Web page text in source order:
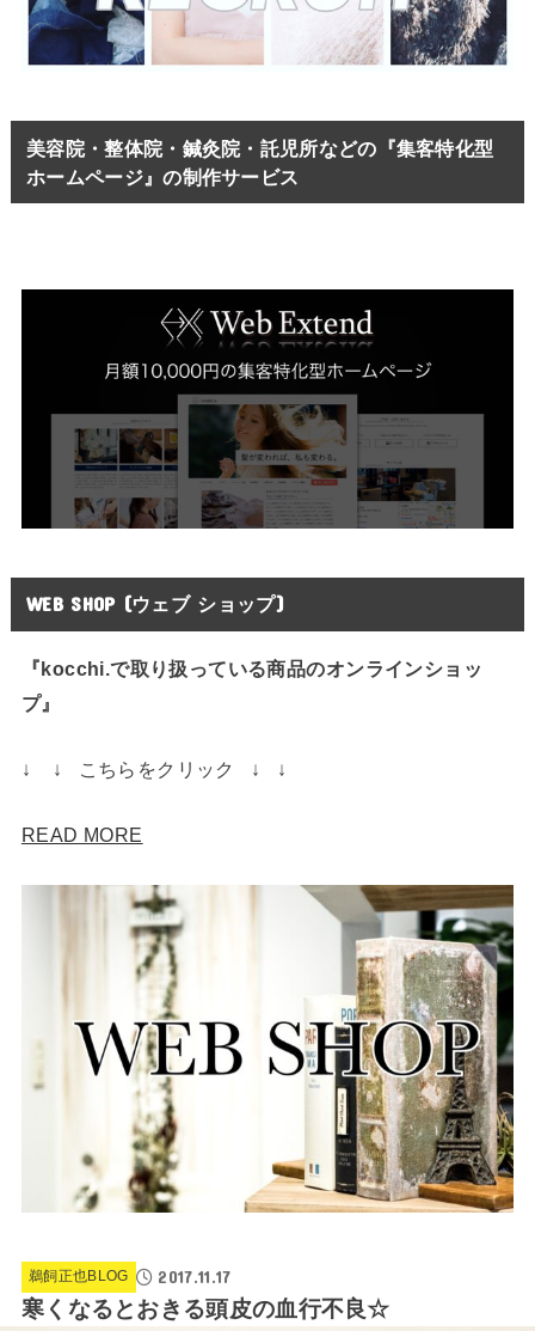
美容院・整体院・鍼灸院・託児所などの『集客特化型
ホームページ』の制作サービス
WEB SHOP (ウェブ ショップ)
『kocchi.で取り扱っている商品のオンラインショッ
プ』
↓ ↓ こちらをクリック ↓ ↓
READ MORE
鵜飼正也BLOG 2017.11.17
寒くなるとおきる頭皮の血行不良☆